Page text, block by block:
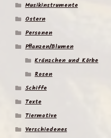
Musikinstrumente
Ostern
Personen
Pflanzen/Blumen
Kränzchen und Körbe
Rosen
Schiffe
Texte
Tiermotive
Verschiedenes